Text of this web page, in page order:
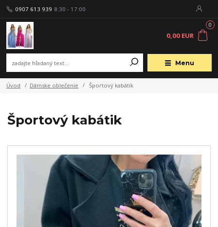
Menu
0907 613 939 8:30 - 17:00
0
0,00 EUR
Úvod Dámske oblečenie Športový kabátik
Športový kabátik